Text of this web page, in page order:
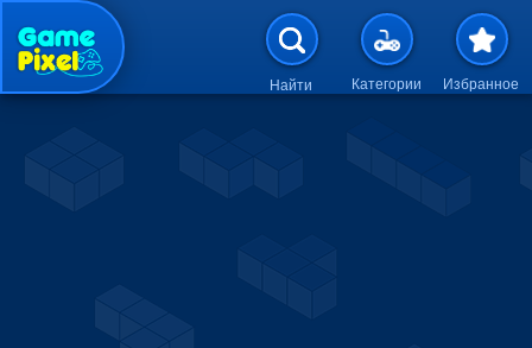
Перейти к основному
Найти Категории Избранное